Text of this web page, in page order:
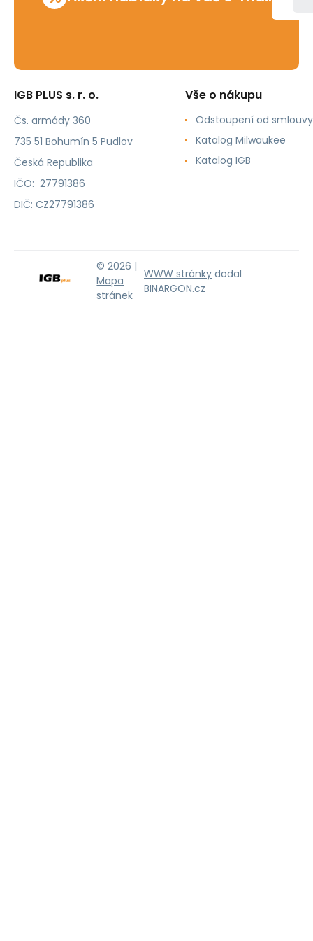
IGB PLUS s. r. o.
Čs. armády 360
735 51 Bohumín 5 Pudlov
Česká Republika
IČO: 27791386
DIČ: CZ27791386
Vše o nákupu
Odstoupení od smlouvy
Katalog Milwaukee
Katalog IGB
© 2026 |
Mapa
stránek
WWW stránky dodal
BINARGON.cz